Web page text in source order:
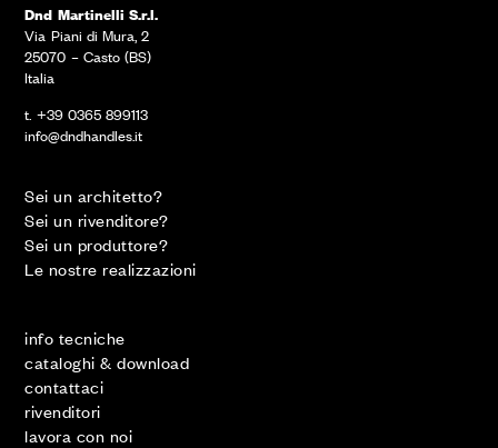
Dnd Martinelli S.r.l.
Via Piani di Mura, 2
25070 – Casto (BS)
Italia
t. +39 0365 899113
info@dndhandles.it
Sei un architetto?
Sei un rivenditore?
Sei un produttore?
Le nostre realizzazioni
info tecniche
cataloghi & download
contattaci
rivenditori
lavora con noi